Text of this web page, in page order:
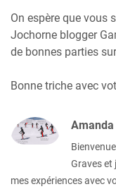
On espère que vous
Jochorne blogger
de bonnes parties
Bonne triche avec
Graves et
mes expériences avec